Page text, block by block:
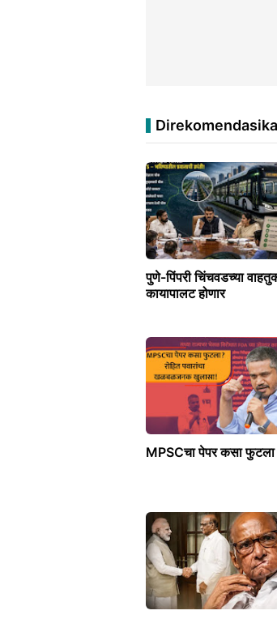
पुणे-पिंपरी चिंचवडच्या
कायापालट होणार
MPSCचा पेपर कसा फुटला